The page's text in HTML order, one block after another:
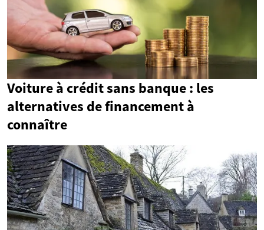
Voiture à crédit sans banque : les
alternatives de financement à
connaître